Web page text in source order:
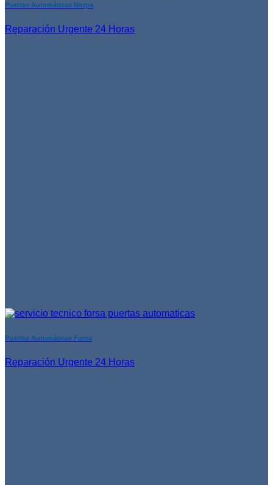
Puertas Automáticas Norpa
Reparación Urgente 24 Horas
Puertas Automáticas Forsa
Reparación Urgente 24 Horas